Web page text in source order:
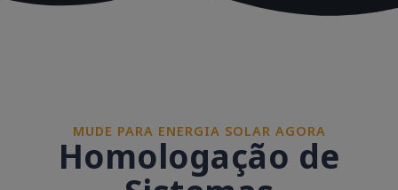
MUDE PARA ENERGIA SOLAR AGORA
Homologação de